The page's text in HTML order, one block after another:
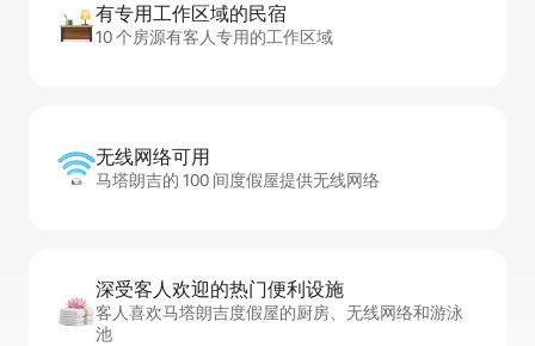
有专用工作区域的民宿
10 个房源有客人专用的工作区域
无线网络可用
马塔朗吉的 100 间度假屋提供无线网络
深受客人欢迎的热门便利设施
客人喜欢马塔朗吉度假屋的厨房、无线网络和游泳
池